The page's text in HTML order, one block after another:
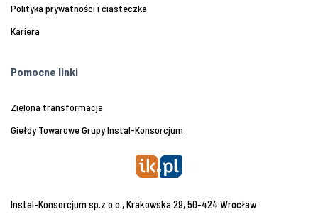
Polityka prywatności i ciasteczka
Kariera
Pomocne linki
Zielona transformacja
Giełdy Towarowe Grupy Instal-Konsorcjum
Instal-Konsorcjum sp.z o.o., Krakowska 29, 50-424 Wrocław